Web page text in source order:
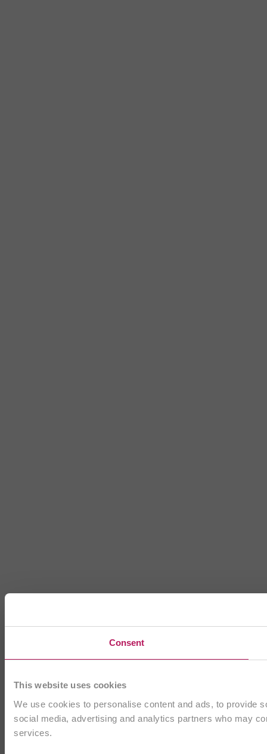
Consent
This website uses cookies
We use cookies to personalise content and ads, to provide
social media, advertising and analytics partners who may
services.